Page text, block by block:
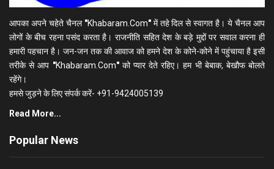
आपका अपने चहेते चैनल "Khabaram.Com"में तहे दिल से स्वागत है। ये चैनल आप
लोगों के बीच रहना पसंद करता है। राजनीति सहित देश के बड़े मुद्दों पर सवाल करना ही
हमारी पहचान है। जन-जन तक की आवाज को हमने देश के कोने-कोने में पहुंचाया है इसी
तरीके से आप "Khabaram.Com"को प्यार देते रहिए। हम भी बेबाक, बेखौफ बोलते
रहेंगे।
हमसे जुड़ने के लिए संपर्क करें- +91-9424005139
Read More...
Popular News